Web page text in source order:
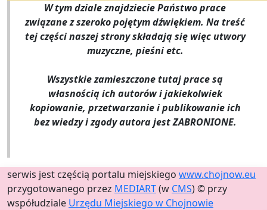
W tym dziale znajdziecie Państwo prace
związane z szeroko pojętym dźwiękiem. Na treść
tej części naszej strony składają się więc utwory
muzyczne, pieśni etc.
Wszystkie zamieszczone tutaj prace są
własnością ich autorów i jakiekolwiek
kopiowanie, przetwarzanie i publikowanie ich
bez wiedzy i zgody autora jest ZABRONIONE.
serwis jest częścią portalu miejskiego www.chojnow.eu
przygotowanego przez MEDIART(w CMS) © przy
współudziale Urzędu Miejskiego w Chojnowie